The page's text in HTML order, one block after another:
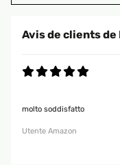
Avis de clients de
molto soddisfatto
Utente Amazon